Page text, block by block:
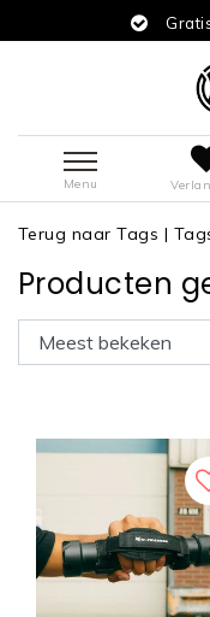
Menu
Terug naar Tags |
Producten